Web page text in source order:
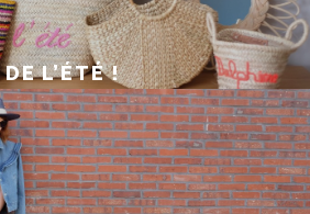
L’ÉTÉ !